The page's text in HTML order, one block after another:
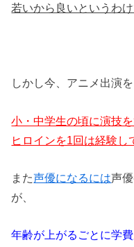
若いから良いというわ
しかし今、アニメ出演
小・中学生の頃に演技
ヒロインを1回は経験し
また声優になるには声
が、
年齢が上がるごとに学